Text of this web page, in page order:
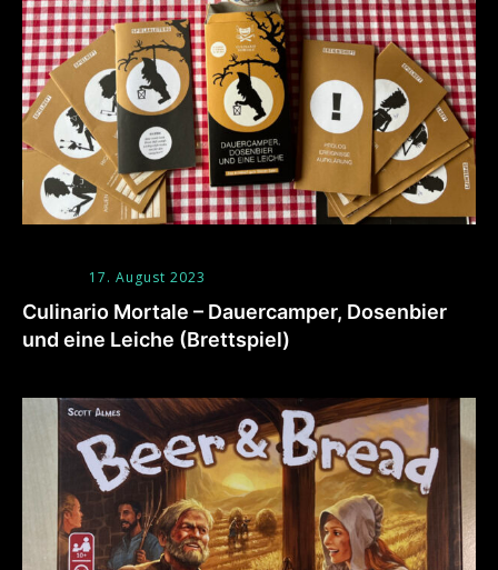
17. August 2023
Culinario Mortale – Dauercamper, Dosenbier
und eine Leiche (Brettspiel)